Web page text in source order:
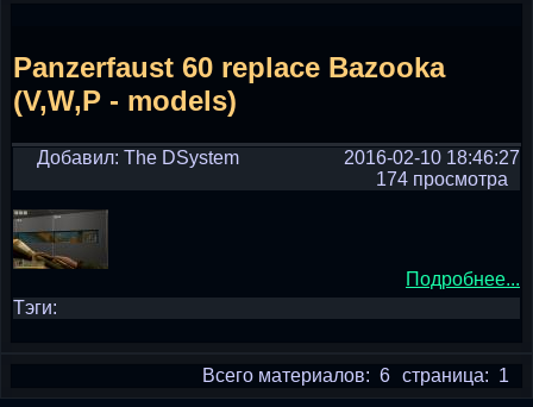
Panzerfaust 60 replace Bazooka
(V,W,P - models)
Добавил: The DSystem
2016-02-10 18:46:27
174 просмотра
Подробнее...
Тэги:
страница: 1
Всего материалов: 6